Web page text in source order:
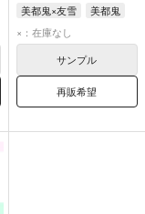
美都鬼×友雪
美都鬼
友雪
×：在庫なし
サンプル
再販希望